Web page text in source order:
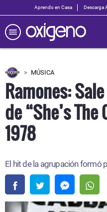
Aprendo en Casa Descarga
MÚSICA
Ramones:
de “She’s
1978
El hit de la agrupación formó